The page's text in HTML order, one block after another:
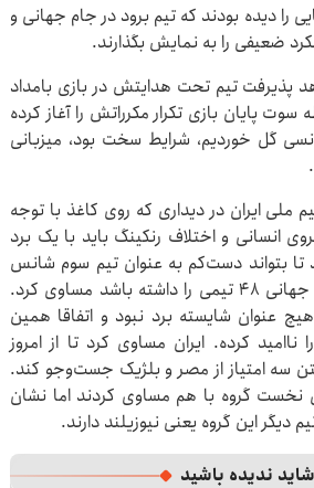
را دیده بودند که تیم برود در جام جهانی و
ضعیفی را به نمایش بگذارند.
پذیرفت تیم تحت هدایتش در بازی بامداد
پایان بازی تکرار مکرراتش را آغاز کرده
گل خوردیم، شرایط سخت بود، میزبانی
ملی ایران در دیداری که روی کاغذ با توجه
انسانی و اختلاف رنکینگ باید با یک برد
تا بتواند دست‌کم به عنوان تیم سوم شانس
صعود به دور حذفی جام جهانی ۴۸ تیمی را داشته باشد مساوی کرد.
عنوان شایسته برد نبود و اتفاقا همین
کرده. ایران مساوی کرد تا از امروز
سه امتیاز از مصر و بلژیک جست‌وجو کند.
نخست گروه با هم مساوی کردند اما نشان
دیگر این گروه یعنی نیوزیلند دارند.
شاید ندیده باشید